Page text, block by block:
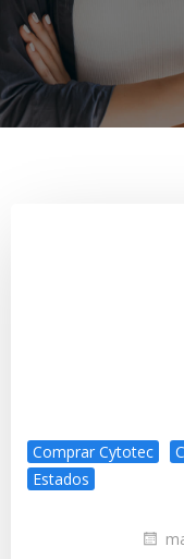
Comprar Cytotec
Estados